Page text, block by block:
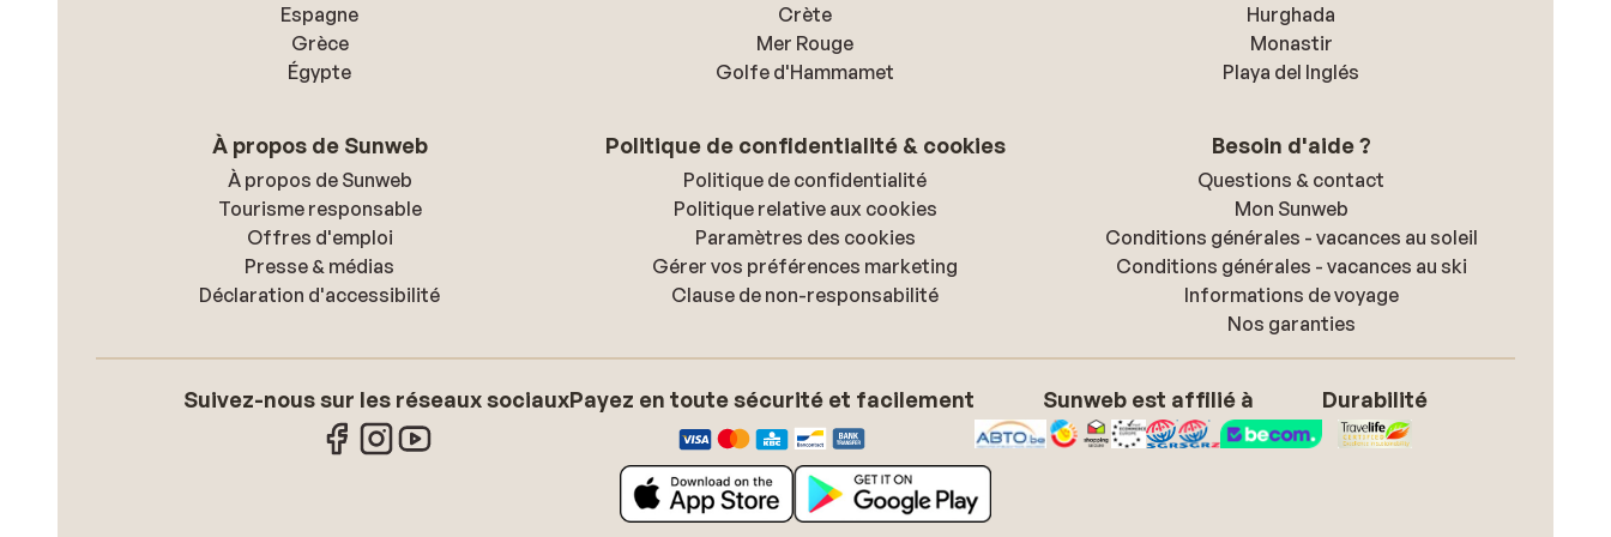
kunnen. Kortom: behalve het ontbijt, de douche en de
vriendelijkheid van het schoonmaakpersoneel viel dit
hotel ons erg tegen en zouden wij het niet aanraden.
Espagne
Grèce
Égypte
Crète
Mer Rouge
Golfe d'Hammamet
Hurghada
Monastir
Playa del Inglés
À propos de Sunweb
À propos de Sunweb
Tourisme responsable
Offres d'emploi
Presse & médias
Déclaration d'accessibilité
Politique de confidentialité & cookies
Politique de confidentialité
Politique relative aux cookies
Paramètres des cookies
Gérer vos préférences marketing
Clause de non-responsabilité
Besoin d'aide ?
Questions & contact
Mon Sunweb
Conditions générales - vacances au soleil
Conditions générales - vacances au ski
Informations de voyage
Nos garanties
Suivez-nous sur les réseaux sociauxPayez en toute sécurité et facilement Sunweb est affilié à Durabilité